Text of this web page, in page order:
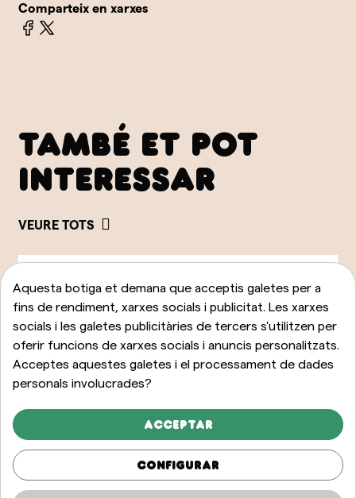
Comparteix en xarxes
TAMBÉ ET POT
INTERESSAR
VEURE TOTS
Aquesta botiga et demana que acceptis galetes per a
fins de rendiment, xarxes socials i publicitat. Les xarxes
socials i les galetes publicitàries de tercers s'utilitzen per
oferir funcions de xarxes socials i anuncis personalitzats.
Acceptes aquestes galetes i el processament de dades
personals involucrades?
Acceptar
Configurar